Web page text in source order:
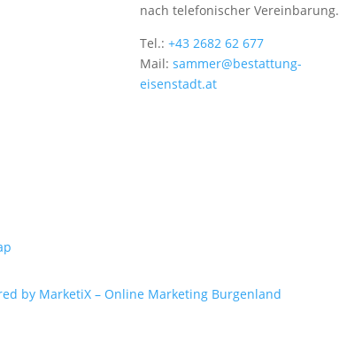
nach telefonischer Vereinbarung.
Tel.: +43 2682 62 677
Mail: sammer@bestattung-
eisenstadt.at
by MarketiX – Online Marketing Burgenland